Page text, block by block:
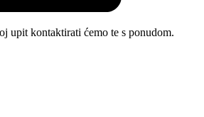
upit kontaktirati ćemo te s ponudom.